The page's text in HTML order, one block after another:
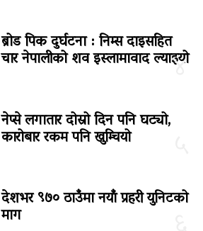
४
ब्रोड पिक दुर्घटना : निम्स दाइसहित
चार नेपालीको शव इस्लामावाद ल्याइयो
नेप्से लगातार दोस्रो दिन पनि घट्यो,
कारोबार रकम पनि खुम्चियो
देशभर ९७० ठाउँमा नयाँ प्रहरी युनिटको
माग